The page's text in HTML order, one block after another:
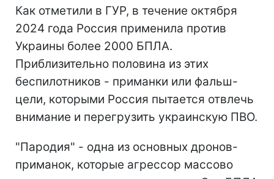
Как отметили в ГУР, в течение октября
2024 года Россия применила против
Украины более 2000 БПЛА.
Приблизительно половина из этих
беспилотников - приманки или фальш-
цели, которыми Россия пытается отвлечь
внимание и перегрузить украинскую ПВО.
"Пародия" - одна из основных дронов-
приманок, которые агрессор массово